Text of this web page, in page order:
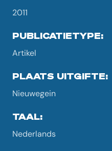
2011
PUBLICATIETYPE:
Artikel
PLAATS UITGIFTE:
Nieuwegein
TAAL:
Nederlands